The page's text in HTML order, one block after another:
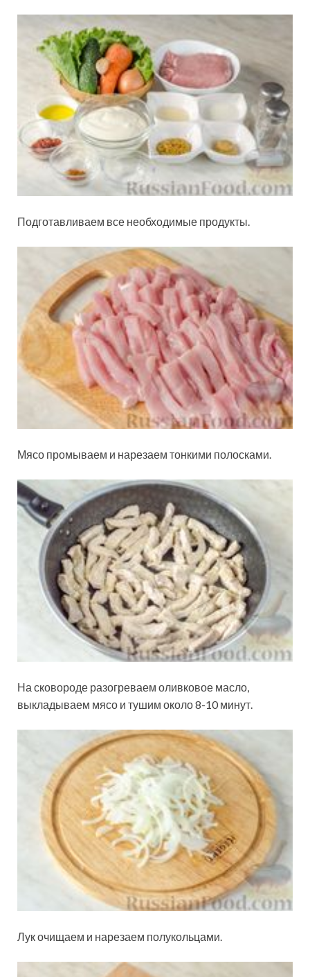
Подготавливаем все необходимые продукты.
Мясо промываем и нарезаем тонкими полосками.
На сковороде разогреваем оливковое масло,
выкладываем мясо и тушим около 8-10 минут.
Лук очищаем и нарезаем полукольцами.